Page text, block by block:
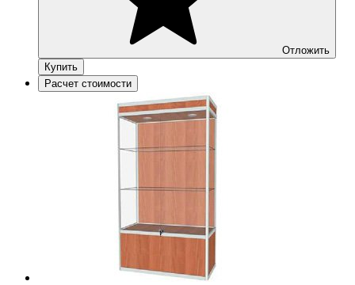
Отложить
Купить
Расчет стоимости